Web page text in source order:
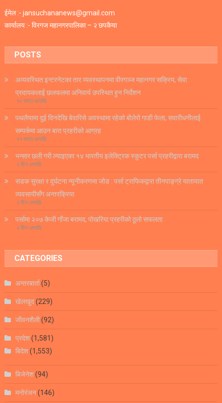
ईमेल :- jansuchananews@gmail.com
कार्यालय :- विरगज महानगरपालिका – २ छपकैया
POSTS
अव्यवस्थित इन्टरनेटका तार व्यवस्थापनमा वीरगञ्ज महानगर सक्रिय, सेवा
प्रदायकलाई छलफलमा अनिवार्य उपस्थित हुन निर्देशन
१० घण्टा अगाडि
पथलैयामा दुई दिनदेखि बेवारिसे अवस्थामा रहेको बोलेरो गाडी फेला, सवारीधनीलाई
सम्पर्कमा आउन बारा प्रहरीको आग्रह
११ घण्टा अगाडि
भन्सार छली गरी ल्याइएका १४ भारतीय इलेक्ट्रिक स्कुटर पर्सा प्रहरीद्वारा बरामद
२ दिन अगाडि
सडक सुरक्षा र दुर्घटना न्यूनीकरणमा जोड : पर्सा ट्राफिकद्वारा तीनपाङ्ग्रे यातायात
व्यवसायीसँग अन्तरक्रिया
२ दिन अगाडि
पर्सामा २०७ केजी गाँजा बरामद, पोखरिया प्रहरीको ठूलो सफलता
२ दिन अगाडि
CATEGORIES
अन्तरबार्ता(5)
खेलखुद(229)
जीवनशैली(92)
प्रदेश(1,581)
बिदेश(1,553)
बिजेनेश(94)
मनोरंजन(146)